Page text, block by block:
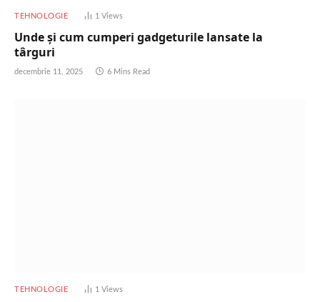
TEHNOLOGIE 1 Views
Unde și cum cumperi gadgeturile lansate la
târguri
decembrie 11, 2025 6 Mins Read
TEHNOLOGIE 1 Views